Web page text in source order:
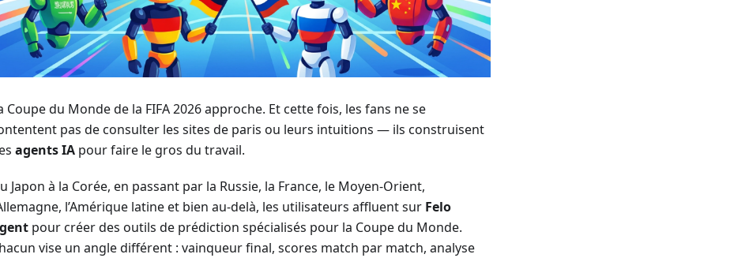
Coupe du Monde de la FIFA 2026 approche. Et cette fois, les fans ne se
pas de consulter les sites de paris ou leurs intuitions — ils construisent
agents IA pour faire le gros du travail.
Japon à la Corée, en passant par la Russie, la France, le Moyen-Orient,
l’Amérique latine et bien au-delà, les utilisateurs affluent sur Felo
pour créer des outils de prédiction spécialisés pour la Coupe du Monde.
vise un angle différent : vainqueur final, scores match par match, analyse